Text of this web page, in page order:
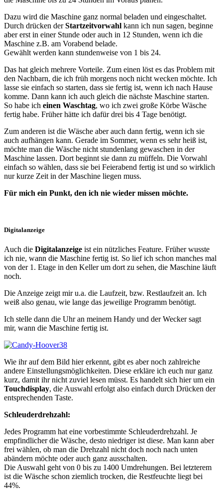
Dazu wird die Maschine ganz normal beladen und eingeschaltet.
Durch drücken derStartzeitvorwahl kann ich nun sagen, beginne
aber erst in einer Stunde oder auch in 12 Stunden, wenn ich die
Maschine z.B. am Vorabend belade.
Gewählt werden kann stundenweise von 1 bis 24.
Das hat gleich mehrere Vorteile. Zum einen löst es das Problem mit
den Nachbarn, die ich früh morgens noch nicht wecken möchte. Ich
lasse sie einfach so starten, dass sie fertig ist, wenn ich nach Hause
komme. Dann kann ich auch gleich die nächste Maschine starten.
So habe ich einen Waschtag, wo ich zwei große Körbe Wäsche
fertig habe. Früher hätte ich dafür drei bis 4 Tage benötigt.
Zum anderen ist die Wäsche aber auch dann fertig, wenn ich sie
auch aufhängen kann. Gerade im Sommer, wenn es sehr heiß ist,
möchte man die Wäsche nicht stundenlang gewaschen in der
Maschine lassen. Dort beginnt sie dann zu müffeln. Die Vorwahl
einfach so wählen, dass sie bei Feierabend fertig ist und so wirklich
nur kurze Zeit in der Maschine liegen muss.
Für mich ein Punkt, den ich nie wieder missen möchte.
Digitalanzeige
Auch die Digitalanzeige ist ein nützliches Feature. Früher wusste
ich nie, wann die Maschine fertig ist. So lief ich schon manches mal
von der 1. Etage in den Keller um dort zu sehen, die Maschine läuft
noch.
Die Anzeige zeigt mir u.a. die Laufzeit, bzw. Restlaufzeit an. Ich
weiß also genau, wie lange das jeweilige Programm benötigt.
Ich stelle dann die Uhr an meinem Handy und der Wecker sagt
mir, wann die Maschine fertig ist.
Wie ihr auf dem Bild hier erkennt, gibt es aber noch zahlreiche
andere Einstellungsmöglichkeiten. Diese erkläre ich euch nur ganz
kurz, damit ihr nicht zuviel lesen müsst. Es handelt sich hier um ein
Touchdisplay, die Auswahl erfolgt also einfach durch Drücken der
entsprechenden Taste.
Schleuderdrehzahl:
Jedes Programm hat eine vorbestimmte Schleuderdrehzahl. Je
empfindlicher die Wäsche, desto niedriger ist diese. Man kann aber
frei wählen, ob man die Drehzahl nicht doch noch nach unten
abändern möchte oder auch ganz ausschalten.
Die Auswahl geht von 0 bis zu 1400 Umdrehungen. Bei letzterem
ist die Wäsche schon ziemlich trocken, die Restfeuchte liegt bei
44%.